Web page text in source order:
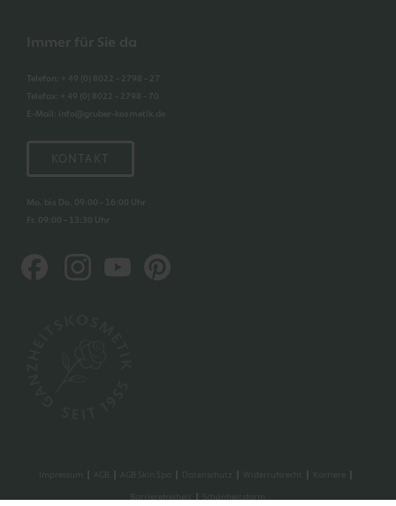
Immer für Sie da
Telefon
+ 49 (0) 8022 - 2798 - 27
Telefax
+ 49 (0) 8022 - 2798 - 70
E-Mail
info@gruber-kosmetik.de
KONTAKT
Mo. bis Do. 09:00 - 16:00 Uhr
Fr. 09:00 - 13:30 Uhr
Impressum AGB AGB Skin Spa Datenschutz Widerrufsrecht Karriere
Barrierefreiheit Schönheitsfarm